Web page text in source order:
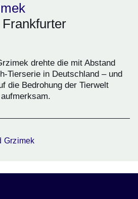
drehte die mit Abstand
Tierserie in Deutschland – und
die Bedrohung der Tierwelt
Grzimek